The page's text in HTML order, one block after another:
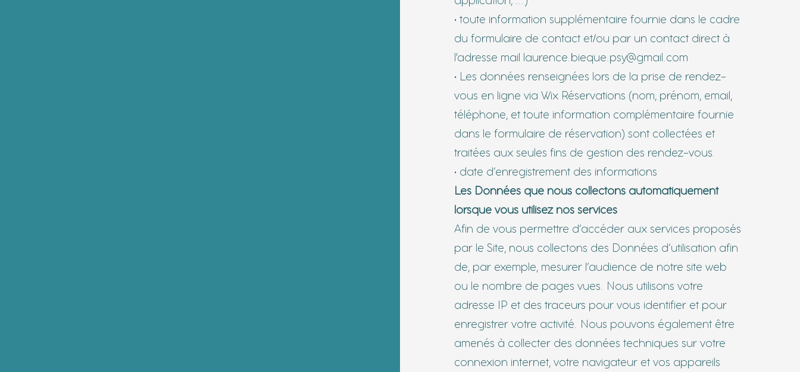
• toute information supplémentaire fournie dans le cadre
du formulaire de contact et/ou par un contact direct à
l'adresse mail laurence.bieque.psy@gmail.com
• Les données renseignées lors de la prise de rendez-
vous en ligne via Wix Réservations (nom, prénom, email,
téléphone, et toute information complémentaire fournie
dans le formulaire de réservation) sont collectées et
traitées aux seules fins de gestion des rendez-vous.
• date d’enregistrement des informations
Les Données que nous collectons automatiquement
lorsque vous utilisez nos services
Afin de vous permettre d’accéder aux services proposés
par le Site, nous collectons des Données d’utilisation afin
de, par exemple, mesurer l’audience de notre site web
ou le nombre de pages vues. Nous utilisons votre
adresse IP et des traceurs pour vous identifier et pour
enregistrer votre activité. Nous pouvons également être
amenés à collecter des données techniques sur votre
connexion internet, votre navigateur et vos appareils